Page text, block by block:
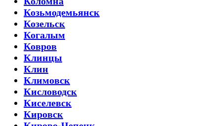
Козьмодемьянск
Козельск
Когалым
Ковров
Клинцы
Клин
Климовск
Кисловодск
Киселевск
Кировск